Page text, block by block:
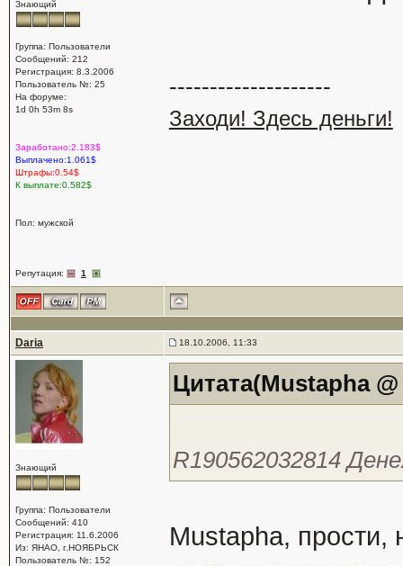
Знающий
Группа: Пользователи
Сообщений: 212
Регистрация: 8.3.2006
Пользователь №: 25
На форуме:
1d 0h 53m 8s
Заработано:2.183$
Выплачено:1.061$
Штрафы:0.54$
К выплате:0.582$
Пол: мужской
Репутация: 1
--------------------
Заходи! Здесь деньги!
Daria 18.10.2006, 11:33
Знающий
Группа: Пользователи
Сообщений: 410
Регистрация: 11.6.2006
Из: ЯНАО, г.НОЯБРЬСК
Пользователь №: 152
Цитата(Mustapha
R190562032814
Mustapha, прости,